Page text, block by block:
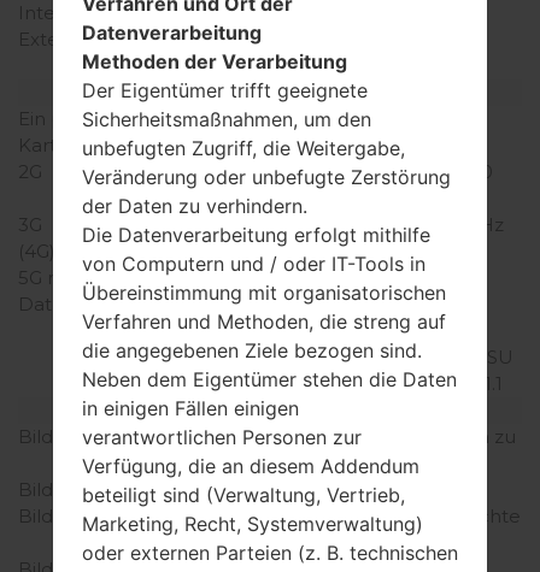
Interner Speicher
8GB
Externer Speicher
(dedizierter Slot)
Netzwerk und Daten
Ein paar Plätze für SIM-
Karten
1 Micro SIM
2G
GSM 850/900/1800/1900
MHz
3G
UMTS 850/900/2100 MHz
(4G) LTE
-
5G network
-
Daten
GPRS/GPRS
C12/EDGE/EDGE
MSC12/UMTS/HSUPA/HSU
PA 5.8/HSDPA/HSPA+ 21.1
Anzeige
Bildschirmgröße
4.7 in (~69.1% Bildschirm zu
Körper Verhältnis)
Bildschirmtyp
IPS
Bildschirmerweiterung
720x1280 Pixel (~312 Dichte
der Pixel pro Zoll)
Datenverarbeitung
Methoden der Verarbeitung
Der Eigentümer trifft geeignete
Sicherheitsmaßnahmen, um den
unbefugten Zugriff, die Weitergabe,
Veränderung oder unbefugte Zerstörung
der Daten zu verhindern.
Die Datenverarbeitung erfolgt mithilfe
von Computern und / oder IT-Tools in
Übereinstimmung mit organisatorischen
Verfahren und Methoden, die streng auf
die angegebenen Ziele bezogen sind.
Neben dem Eigentümer stehen die Daten
in einigen Fällen einigen
verantwortlichen Personen zur
Verfügung, die an diesem Addendum
beteiligt sind (Verwaltung, Vertrieb,
Marketing, Recht, Systemverwaltung)
oder externen Parteien (z. B. technischen